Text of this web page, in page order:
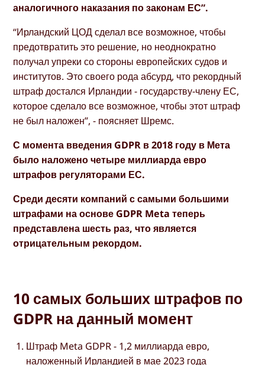
аналогичного наказания по законам ЕС”.
“Ирландский ЦОД сделал все возможное, чтобы
предотвратить это решение, но неоднократно
получал упреки со стороны европейских судов и
институтов. Это своего рода абсурд, что рекордный
штраф достался Ирландии - государству-члену ЕС,
которое сделало все возможное, чтобы этот штраф
не был наложен”, - поясняет Шремс.
С момента введения GDPR в 2018 году в Мета
было наложено четыре миллиарда евро
штрафов регуляторами ЕС.
Среди десяти компаний с самыми большими
штрафами на основе GDPR Meta теперь
представлена шесть раз, что является
отрицательным рекордом.
10 самых больших штрафов по
GDPR на данный момент
Штраф Meta GDPR - 1,2 миллиарда евро,
наложенный Ирландией в мае 2023 года